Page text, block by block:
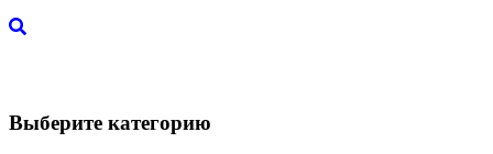
Выберите категорию